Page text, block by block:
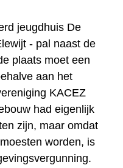
jeugdhuis De
- pal naast de
plaats moet een
aan het
KACEZ
had eigenlijk
zijn, maar omdat
worden, is